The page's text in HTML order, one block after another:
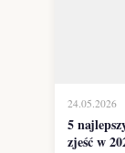
24.05.2026
5
zjeść w